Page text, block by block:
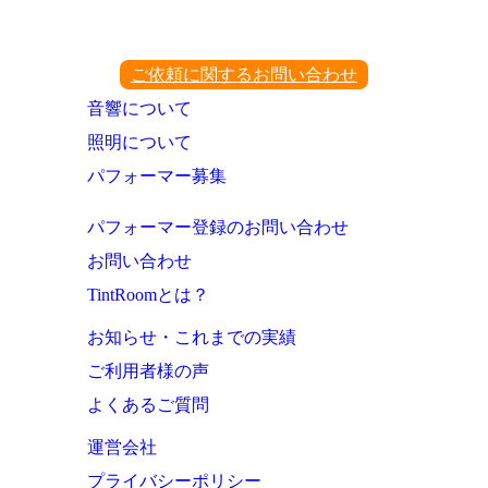
ご依頼に関するお問い合わせ
音響について
照明について
パフォーマー募集
パフォーマー登録のお問い合わせ
お問い合わせ
TintRoomとは？
お知らせ・これまでの実績
ご利用者様の声
よくあるご質問
運営会社
プライバシーポリシー